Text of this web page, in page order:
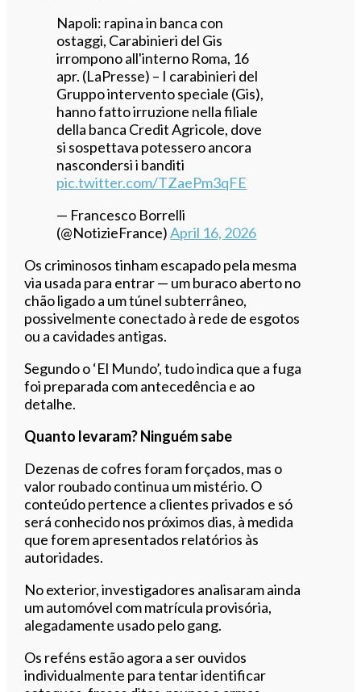
Napoli: rapina in banca con
ostaggi, Carabinieri del Gis
irrompono all'interno Roma, 16
apr. (LaPresse) – I carabinieri del
Gruppo intervento speciale (Gis),
hanno fatto irruzione nella filiale
della banca Credit Agricole, dove
si sospettava potessero ancora
nascondersi i banditi
pic.twitter.com/TZaePm3qFE
— Francesco Borrelli
(@NotizieFrance)April 16, 2026
Os criminosos tinham escapado pela mesma
via usada para entrar — um buraco aberto no
chão ligado a um túnel subterrâneo,
possivelmente conectado à rede de esgotos
ou a cavidades antigas.
Segundo o ‘El Mundo’, tudo indica que a fuga
foi preparada com antecedência e ao
detalhe.
Quanto levaram? Ninguém sabe
Dezenas de cofres foram forçados, mas o
valor roubado continua um mistério. O
conteúdo pertence a clientes privados e só
será conhecido nos próximos dias, à medida
que forem apresentados relatórios às
autoridades.
No exterior, investigadores analisaram ainda
um automóvel com matrícula provisória,
alegadamente usado pelo gang.
Os reféns estão agora a ser ouvidos
individualmente para tentar identificar